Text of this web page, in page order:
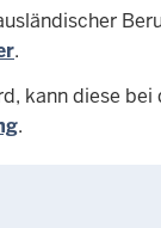
.
kann diese
.